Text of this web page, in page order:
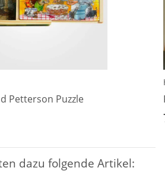
Petterson Puzzle
dazu folgende Artikel: